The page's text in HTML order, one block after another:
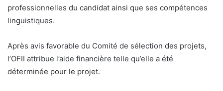
professionnelles du candidat ainsi que ses compétences
linguistiques.
Après avis favorable du Comité de sélection des projets,
l’OFII attribue l’aide financière telle qu’elle a été
déterminée pour le projet.